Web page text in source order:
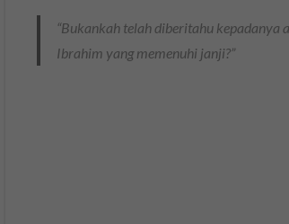
“Bukankah telah diberitahu kepadanya
Ibrahim yang memenuhi janji?”